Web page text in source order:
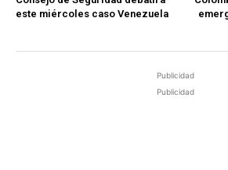
este miércoles caso Venezuela
Publicidad
Publicidad